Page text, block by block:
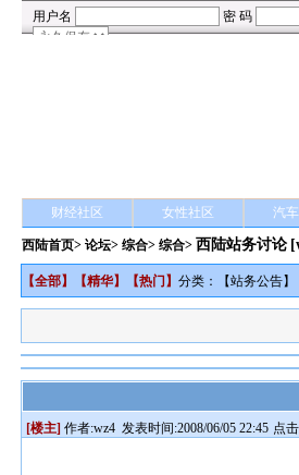
财经社区 女性社区 汽
西陆首页>论坛>综合> 综合> 西陆站务讨论
【全部】【精华】【热门 】分类：【站务公告
[楼主] 作者:wz4 发表时间:2008/06/05 22:45 点